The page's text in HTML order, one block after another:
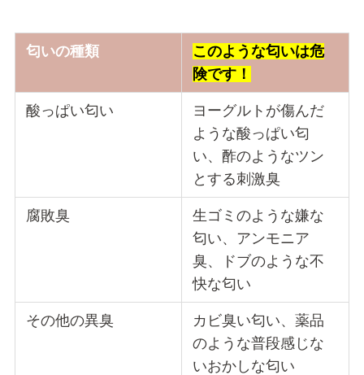
匂いの種類
このような匂いは危
険です！
酸っぱい匂い
ヨーグルトが傷んだ
ような酸っぱい匂
い、酢のようなツン
とする刺激臭
腐敗臭
生ゴミのような嫌な
匂い、アンモニア
臭、ドブのような不
快な匂い
その他の異臭
カビ臭い匂い、薬品
のような普段感じな
いおかしな匂い